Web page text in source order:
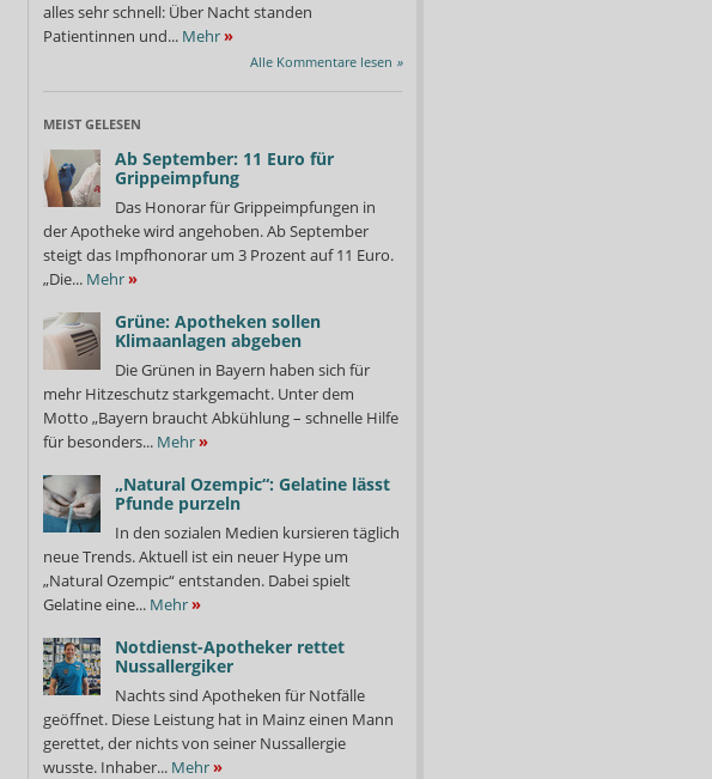
alles sehr schnell: Über Nacht standen
Patientinnen und... Mehr»
Alle Kommentare lesen »
MEIST GELESEN
Ab September: 11 Euro für
Grippeimpfung
Das Honorar für Grippeimpfungen in
der Apotheke wird angehoben. Ab September
steigt das Impfhonorar um 3 Prozent auf 11 Euro.
„Die... Mehr»
Grüne: Apotheken sollen
Klimaanlagen abgeben
Die Grünen in Bayern haben sich für
mehr Hitzeschutz starkgemacht. Unter dem
Motto „Bayern braucht Abkühlung – schnelle Hilfe
für besonders... Mehr»
„Natural Ozempic“: Gelatine lässt
Pfunde purzeln
In den sozialen Medien kursieren täglich
neue Trends. Aktuell ist ein neuer Hype um
„Natural Ozempic“ entstanden. Dabei spielt
Gelatine eine... Mehr»
Notdienst-Apotheker rettet
Nussallergiker
Nachts sind Apotheken für Notfälle
geöffnet. Diese Leistung hat in Mainz einen Mann
gerettet, der nichts von seiner Nussallergie
wusste. Inhaber... Mehr»